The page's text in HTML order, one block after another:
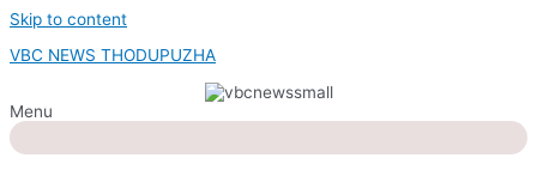
Skip to content
VBC NEWS THODUPUZHA
Menu